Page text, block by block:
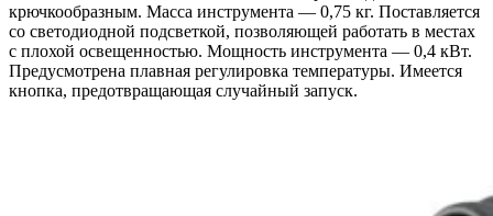
крючкообразным. Масса инструмента — 0,75 кг. Поставляется
со светодиодной подсветкой, позволяющей работать в местах
с плохой освещенностью. Мощность инструмента — 0,4 кВт.
Предусмотрена плавная регулировка температуры. Имеется
кнопка, предотвращающая случайный запуск.